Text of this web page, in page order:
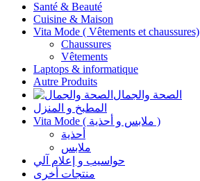
Santé & Beauté
Cuisine & Maison
Vita Mode ( Vêtements et chaussures)
Chaussures
Vêtements
Laptops & informatique
Autre Produits
الصحة والجمال
المطبخ و المنزل
Vita Mode ( ملابس و أحذية )
أحذية
ملابس
حواسيب و إعلام آلي
منتجات أخرى